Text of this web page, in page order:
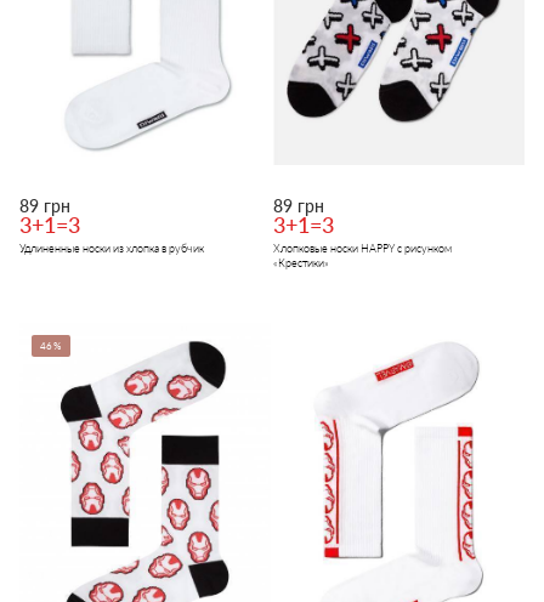
89 грн
3+1=3
Удлиненные носки из хлопка в рубчик
89 грн
3+1=3
Хлопковые носки HAPPY с рисунком
«Крестики»
46%